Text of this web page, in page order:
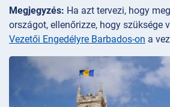
Megjegyzés: Ha azt tervezi, hogy
országot, ellenőrizze, hogy szüksége
Vezetői Engedélyre Barbados-on a